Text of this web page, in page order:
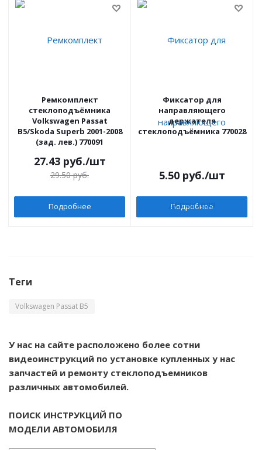
Ремкомплект
стеклоподъёмника
Volkswagen Passat
B5/Skoda Superb 2001-2008
(зад. лев.) 770091
27.43руб./шт
29.50руб.
Подробнее
Фиксатор для
направляющего
держателя
стеклоподъёмника 770028
5.50руб./шт
Подробнее
Теги
Volkswagen Passat B5
У нас на сайте расположено более сотни
видеоинструкций по установке купленных у нас
запчастей и ремонту стеклоподъемников
различных автомобилей.
ПОИСК ИНСТРУКЦИЙ ПО
МОДЕЛИ АВТОМОБИЛЯ